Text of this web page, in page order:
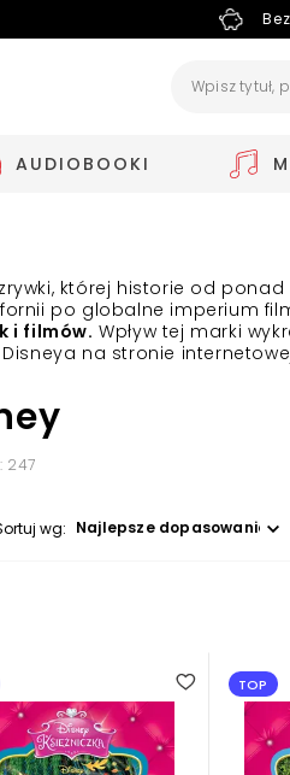
AUDIOBOOKI
której historie od
po globalne imperium
i filmów. Wpływ tej marki
na stronie
247
wg:
TOP